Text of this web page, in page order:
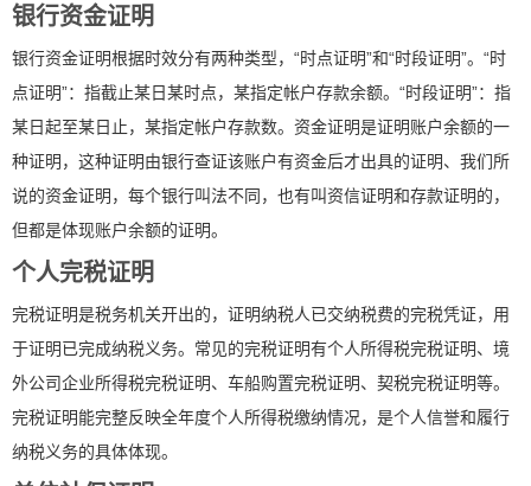
银行资金证明
银行资金证明根据时效分有两种类型，“时点证明”和“时段证明”。“时
点证明”：指截止某日某时点，某指定帐户存款余额。“时段证明”：指
某日起至某日止，某指定帐户存款数。资金证明是证明账户余额的一
种证明，这种证明由银行查证该账户有资金后才出具的证明、我们所
说的资金证明，每个银行叫法不同，也有叫资信证明和存款证明的，
但都是体现账户余额的证明。
个人完税证明
完税证明是税务机关开出的，证明纳税人已交纳税费的完税凭证，用
于证明已完成纳税义务。常见的完税证明有个人所得税完税证明、境
外公司企业所得税完税证明、车船购置完税证明、契税完税证明等。
完税证明能完整反映全年度个人所得税缴纳情况，是个人信誉和履行
纳税义务的具体体现。